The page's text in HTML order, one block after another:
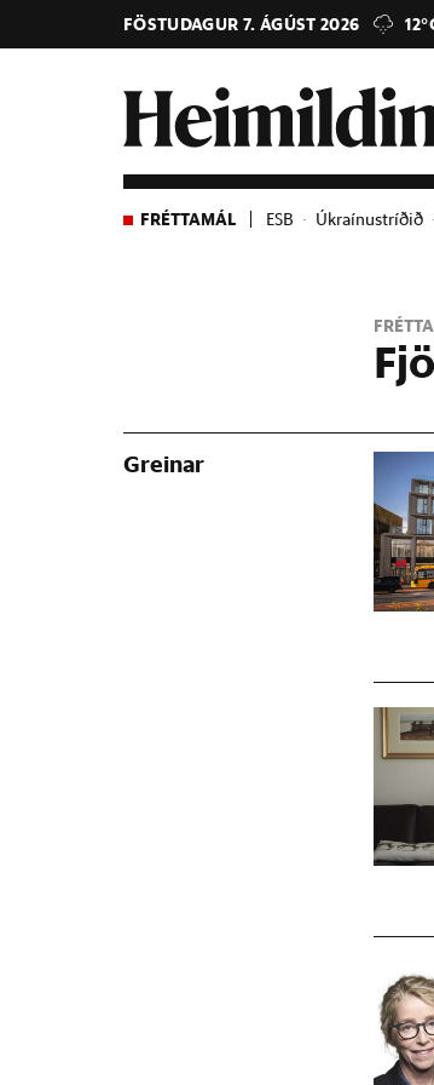
FÖSTUDAGUR 7. ÁGÚST 2026
FRÉTTAMÁL ESB Úkraínustríðið
Greinar